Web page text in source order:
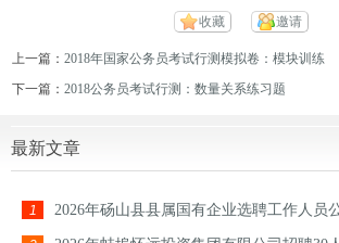
收藏 邀请
上一篇：2018年国家公务员考试行测模拟卷：模块训练
下一篇：2018公务员考试行测：数量关系练习题
最新文章
1 2026年砀山县县属国有企业选聘工作人员